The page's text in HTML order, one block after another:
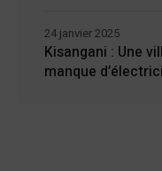
Kisangani : Une
manque
24 janvier 2025